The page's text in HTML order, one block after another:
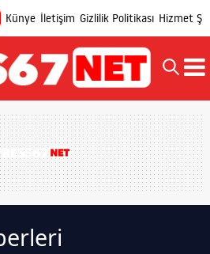
Künye İletişim Gizlilik Politikası Hizmet